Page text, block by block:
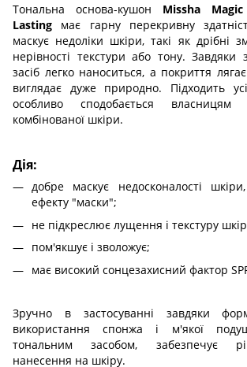
Тональна основа-кушон Missha
Lasting має гарну перекривну
маскує недоліки шкіри, такі як дрібні
нерівності текстури або тону. Завдяки
засіб легко наноситься, а покриття
виглядає дуже природно. Підходить
особливо сподобається власницям
комбінованої шкіри.
Дія:
добре маскує недосконалості
ефекту "маски";
не підкреслює лущення і текстуру
пом'якшує і зволожує;
має високий сонцезахисний фактор
Зручно в застосуванні завдяки
використання спонжа і м'якої
тональним засобом, забезпечує
нанесення на шкіру.